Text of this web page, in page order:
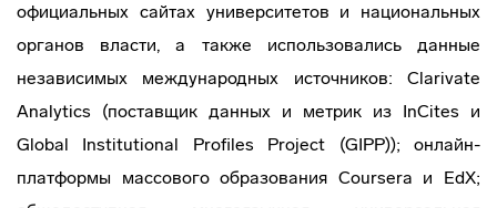
официальных сайтах университетов и национальных
органов власти, а также использовались данные
независимых международных источников: Clarivate
Analytics (поставщик данных и метрик из InCites и
Global Institutional Profiles Project (GIPP)); онлайн-
платформы массового образования Coursera и EdX;